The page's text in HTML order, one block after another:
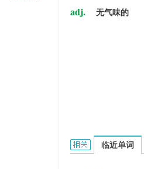
adj. 无气味的
aosmic的相关资料：
临近单词